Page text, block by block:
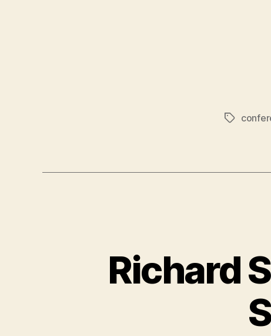
Étiquettes
Richard